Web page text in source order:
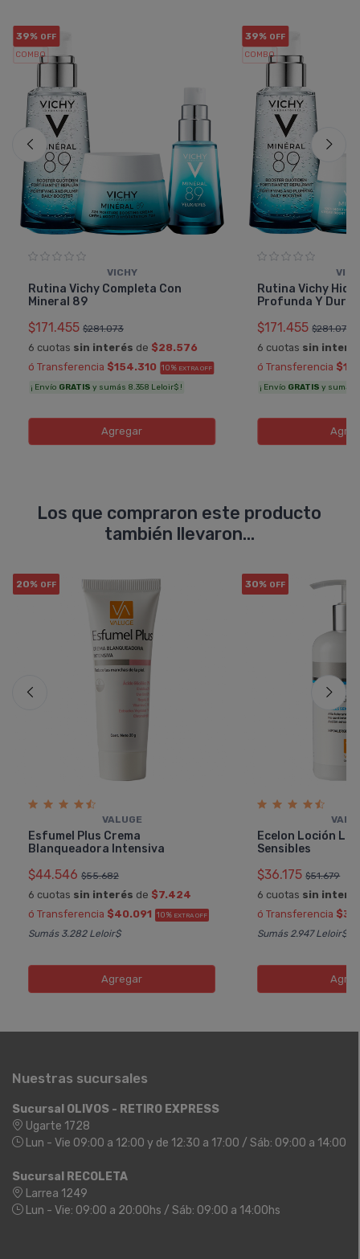
39% OFF
COMBO
VICHY
Rutina Vichy Completa Con
Mineral 89
$171.455 $281.073
6 cuotas sin interés de $28.576
ó Transferencia $154.310 10% EXTRA OFF
¡ Envío GRATIS y sumás 8.358 Leloir$ !
Agregar
39% OFF
COMBO
Rutina Vichy
Profunda Y
$171.455 $281.073
6 cuotas sin
ó Transferencia
¡ Envío GRATIS y sumás
Los que compraron este producto
también llevaron...
20% OFF
VALUGE
Esfumel Plus Crema
Blanqueadora Intensiva
$44.546 $55.682
6 cuotas sin interés de $7.424
ó Transferencia $40.091 10% EXTRA OFF
Sumás 3.282 Leloir$
Agregar
30% OFF
Ecelon Loción
Sensibles
$36.175 $51.679
6 cuotas sin
ó Transferencia
Sumás 2.947 Leloir$
Nuestras sucursales
Sucursal OLIVOS - RETIRO EXPRESS
Ugarte 1728
Lun - Vie 09:00 a 12:00 y de 12:30 a 17:00 / Sáb: 09:00 a 14:00
Sucursal RECOLETA
Larrea 1249
Lun - Vie: 09:00 a 20:00hs / Sáb: 09:00 a 14:00hs